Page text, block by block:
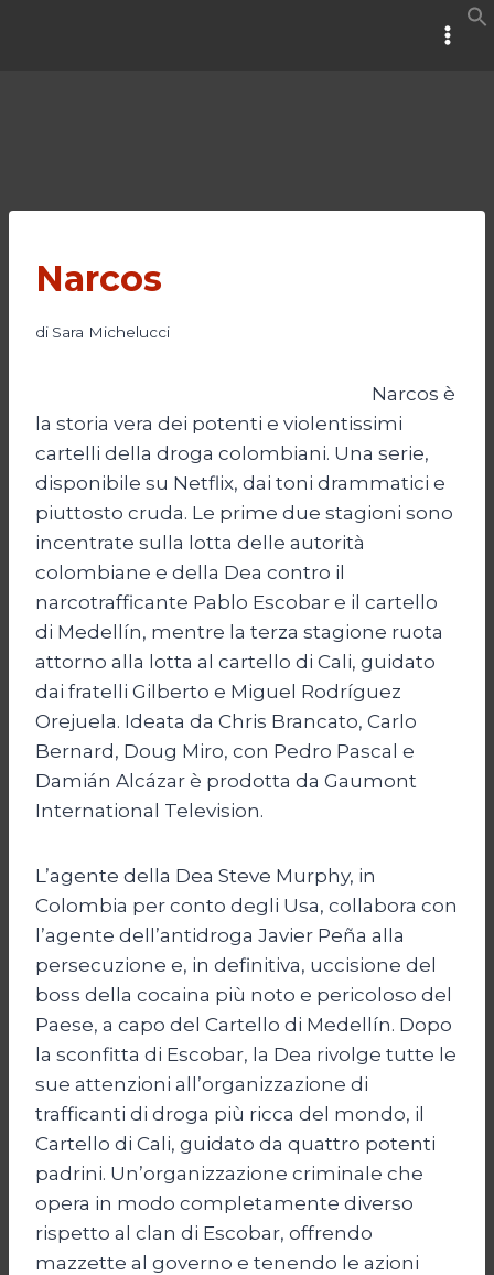
Narcos
di Sara Michelucci
Narcos è
la storia vera dei potenti e violentissimi
cartelli della droga colombiani. Una serie,
disponibile su Netflix, dai toni drammatici e
piuttosto cruda. Le prime due stagioni sono
incentrate sulla lotta delle autorità
colombiane e della Dea contro il
narcotrafficante Pablo Escobar e il cartello
di Medellín, mentre la terza stagione ruota
attorno alla lotta al cartello di Cali, guidato
dai fratelli Gilberto e Miguel Rodríguez
Orejuela. Ideata da Chris Brancato, Carlo
Bernard, Doug Miro, con Pedro Pascal e
Damián Alcázar è prodotta da Gaumont
International Television.
L’agente della Dea Steve Murphy, in
Colombia per conto degli Usa, collabora con
l’agente dell’antidroga Javier Peña alla
persecuzione e, in definitiva, uccisione del
boss della cocaina più noto e pericoloso del
Paese, a capo del Cartello di Medellín. Dopo
la sconfitta di Escobar, la Dea rivolge tutte le
sue attenzioni all’organizzazione di
trafficanti di droga più ricca del mondo, il
Cartello di Cali, guidato da quattro potenti
padrini. Un’organizzazione criminale che
opera in modo completamente diverso
rispetto al clan di Escobar, offrendo
mazzette al governo e tenendo le azioni